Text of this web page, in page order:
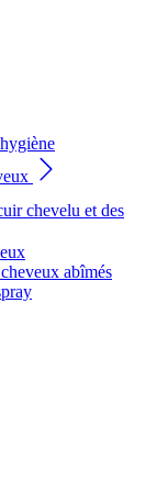
chevelu et des
abîmés